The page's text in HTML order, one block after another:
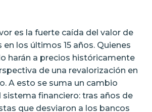
es la fuerte caída del valor de
en los últimos 15 años. Quienes
harán a precios históricamente
de una revalorización en
A esto se suma un cambio
sistema financiero: tras años de
que desviaron a los bancos